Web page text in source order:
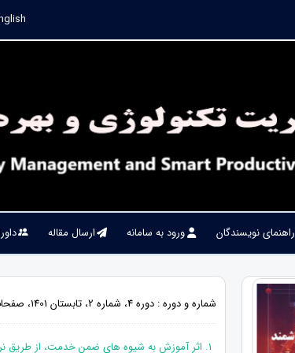
راهنمای نویسندگان ورود به سامانه ارسال مقاله
شماره و دوره : دوره 4، شماره 2، تابستان 1401، صفحات 1 - 138
1. اثر آموزش به شیوه های ضمن خدمت، از طريق نرم افزارهاي كامپيوتري بر توانمندسازي تعاونی‌های استان قم